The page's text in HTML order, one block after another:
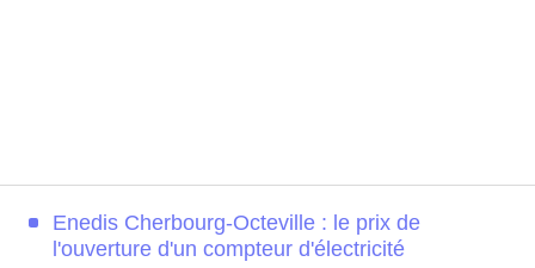
Enedis Cherbourg-Octeville : le prix de
l'ouverture d'un compteur d'électricité